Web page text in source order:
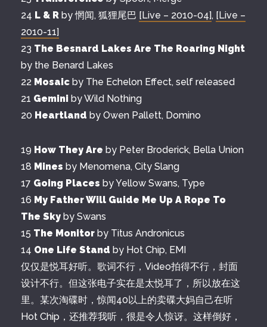
24 L & R by 惘闻, 狐狸尾巴 [Live – 2010-04], [Live –
2010-11]
23 The Besnard Lakes Are The Roaring Night
by the Benard Lakes
22 Mosaic by The Echelon Effect, self released
21 Gemini by Wild Nothing
20 Heartland by Owen Pallett, Domino
19 How They Are by Peter Broderick, Bella Union
18 Mines by Menomena, City Slang
17 Going Places by Yellow Swans, Type
16 My Father Will Guide Me Up A Rope To
The Sky by Swans
15 The Monitor by Titus Andronicus
14 One Life Stand by Hot Chip, EMI
仅仅是悦耳好听。歌词不行，Video拍得不行，封面
设计不行。但这张电子实在是太悦耳了，所以放在这
里。某次淘碟时，惊闻40以上的卖碟大妈自己在听
Hot Chip，还推荐我听，很是令人惊讶。这样倒好，